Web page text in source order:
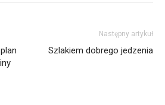
Następny artykuł
Szlakiem dobrego jedzenia